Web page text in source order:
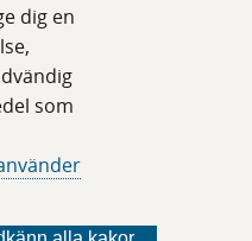
dig en
som